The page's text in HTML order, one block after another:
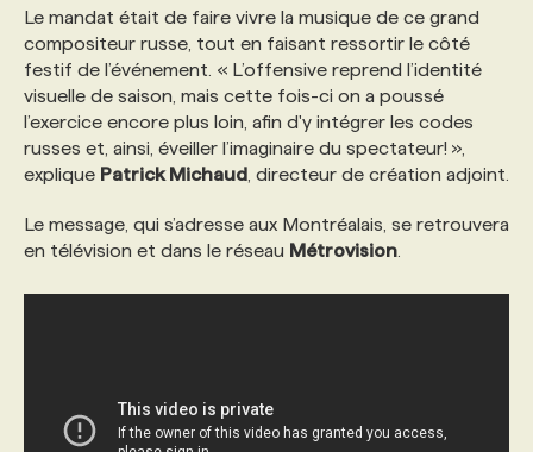
PRIX ET DISTINCTIONS
TENDANCES
GEO/SEO
ÉVÉNEMENTIEL
NOS AUTEUR‧RICES
FAQ
ANNONCEZ AVEC NOUS
FORMATIONS PERSONNALISÉES
NOS FORMATEUR‧RICES
POURQUOI CHOISIR NOS FORMATIONS
NOS TARIFS
NOS TARIFS
NOS EXPERTISES
FAQ
ANNONCEZ AVEC NOUS
Le mandat était de faire vivre la musique de ce grand
compositeur russe, tout en faisant ressortir le côté
festif de l’événement. « L’offensive reprend l’identité
visuelle de saison, mais cette fois-ci on a poussé
l’exercice encore plus loin, afin d'y intégrer les codes
russes et, ainsi, éveiller l’imaginaire du spectateur! »,
explique Patrick Michaud , directeur de création adjoint.
Le message, qui s’adresse aux Montréalais, se retrouvera
en télévision et dans le réseau Métrovision